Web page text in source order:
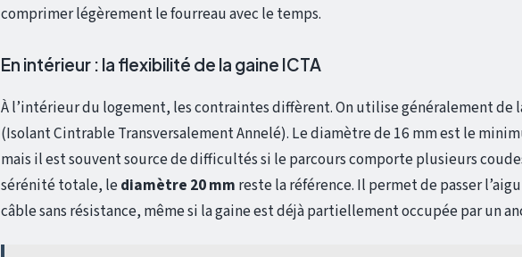
comprimer légèrement le fourreau avec le temps.
En intérieur : la flexibilité de la gaine ICTA
À l’intérieur du logement, les contraintes diffèrent. On utilise généralement de
(Isolant Cintrable Transversalement Annelé). Le diamètre de 16 mm est le
mais il est souvent source de difficultés si le parcours comporte plusieurs
sérénité totale, lediamètre 20 mm reste la référence. Il permet de passer
câble sans résistance, même si la gaine est déjà partiellement occupée par un